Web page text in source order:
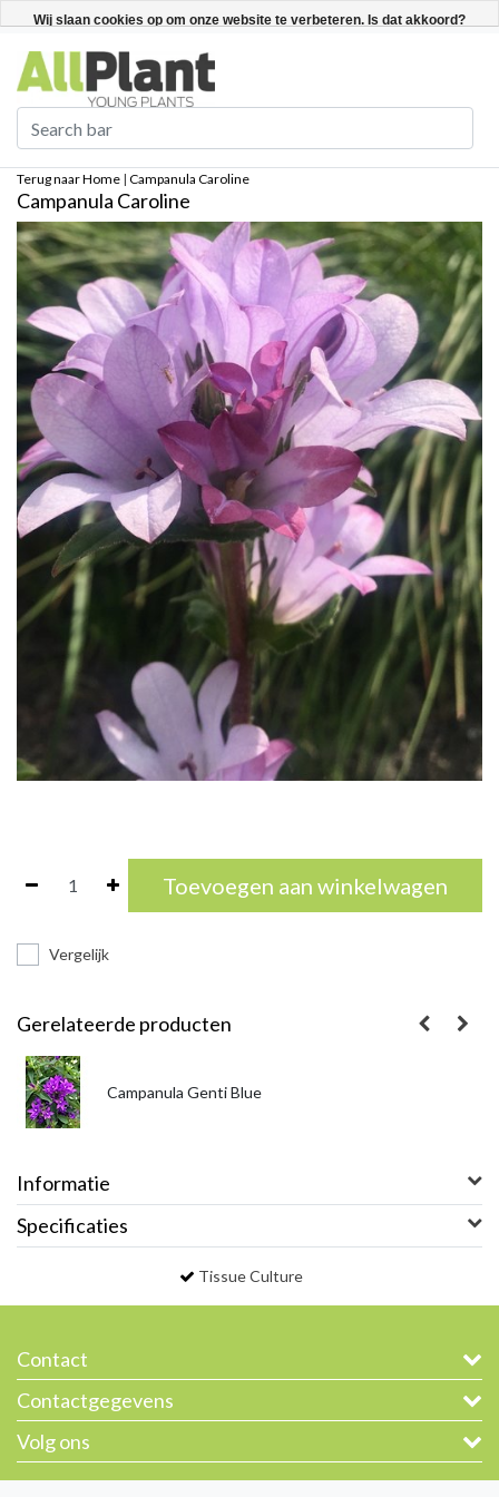
Registreren / Inloggen Nederlands
Terug naar Home | Campanula Caroline
Campanula Caroline
Toevoegen aan winkelwagen
Vergelijk
Gerelateerde producten
Campanula Genti Blue
Informatie
Specificaties
Tissue Culture
Contact
Contactgegevens
Volg ons
Wij slaan cookies op om onze website te verbeteren. Is dat akkoord?